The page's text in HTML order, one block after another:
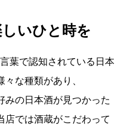
いひと時を
葉で認知されている日本
な種類があり、
みの日本酒が見つかった
店では酒蔵がこだわって